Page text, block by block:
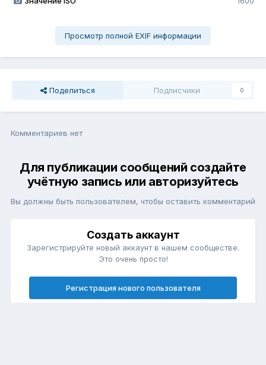
Просмотр полной EXIF информации
Поделиться Подписчики 0
Комментариев нет
Для публикации сообщений создайте
учётную запись или авторизуйтесь
Вы должны быть пользователем, чтобы оставить комментарий
Создать аккаунт
Зарегистрируйте новый аккаунт в нашем сообществе.
Это очень просто!
Регистрация нового пользователя